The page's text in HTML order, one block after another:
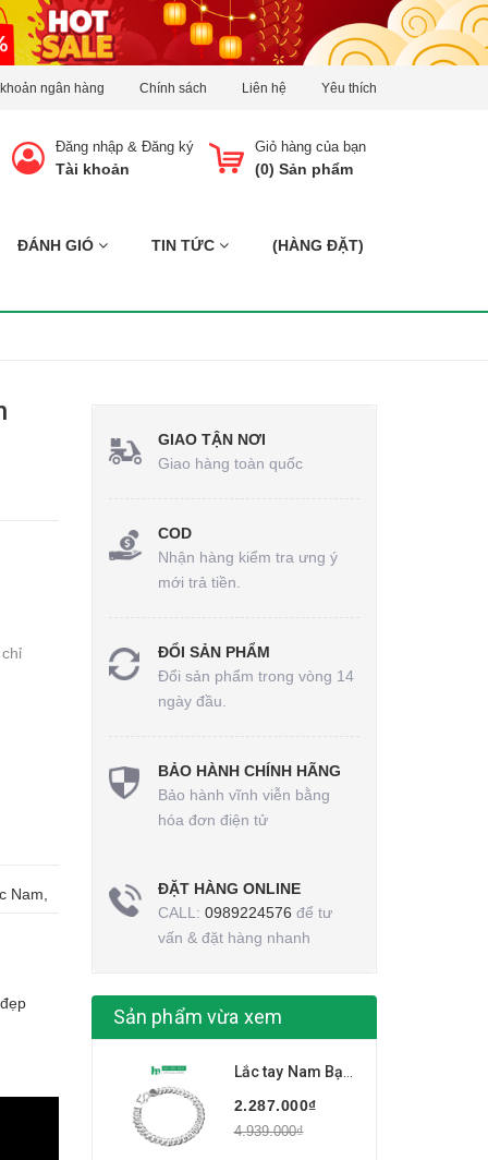
ngân hàng Chính sách Liên hệ Yêu thích
Giỏ hàng của bạn
(0) Sản phẩm
Đăng nhập & Đăng ký
Tài khoản
ĐÁNH GIÓ TIN TỨC (HÀNG ĐẶT)
Nam,
GIAO TẬN NƠI
Giao hàng toàn quốc
COD
Nhận hàng kiểm tra ưng ý
mới trả tiền.
ĐỔI SẢN PHẨM
Đổi sản phẩm trong vòng 14
ngày đầu.
BẢO HÀNH CHÍNH HÃNG
Bảo hành vĩnh viễn bằng
hóa đơn điện tử
ĐẶT HÀNG ONLINE
CALL: 0989224576 để tư
vấn & đặt hàng nhanh
Sản phẩm vừa xem
2.287.000₫
4.939.000₫